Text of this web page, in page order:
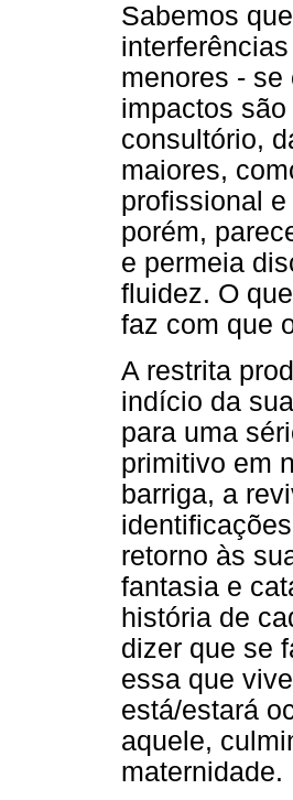
Sabemos
menores -
impactos
consultório,
maiores,
profissional
porém,
e permeia
fluidez. O
faz com que
A restrita
indício da
para uma
primitivo em
barriga, a
retorno às
fantasia e
história de
dizer que se
essa que
está/estará
aquele,
maternidade.